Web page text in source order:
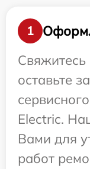
1
оставьте
Electric.
Вами для
работ